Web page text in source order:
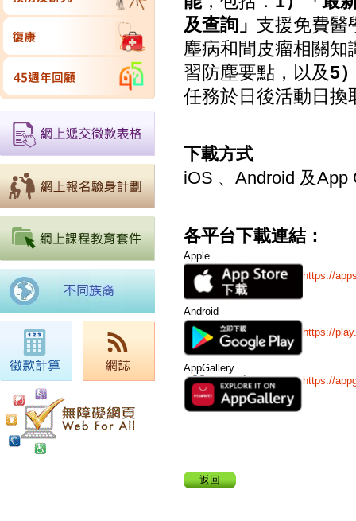
及查詢」 支援免費醫
塵病和間皮瘤相關知
習防塵要點，以及5
任務於日後活動日換
下載方式
iOS 、Android 及
各平台下載連結：
Apple
https://
Android
https://
AppGallery
https://
返回